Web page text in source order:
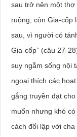
sau trở nên một
ruộng; còn Gia-cốp
sau, vì người có
Gia-cốp” (câu 27-
suy ngẫm sống nội
ngoại thích các
gắng truyền đạt
muốn nhưng khó
cách đối lập với